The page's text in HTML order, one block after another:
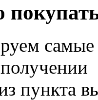
пункта